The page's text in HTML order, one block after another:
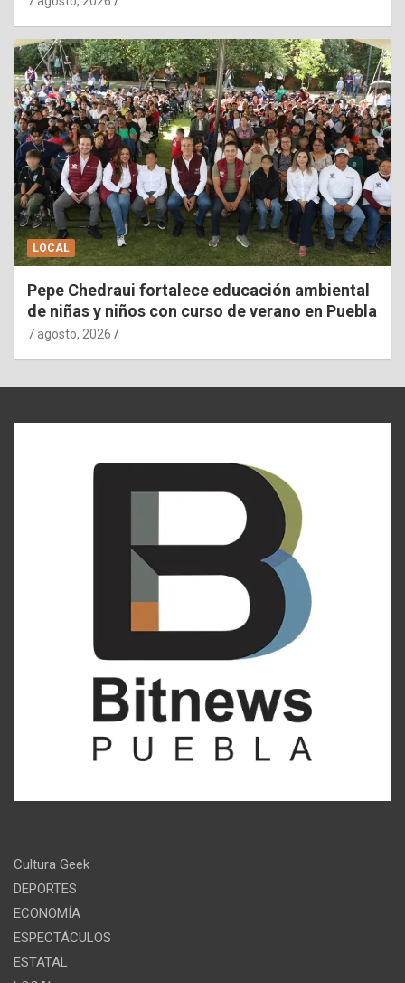
LOCAL
Pepe Chedraui fortalece educación ambiental
de niñas y niños con curso de verano en Puebla
7 agosto, 2026
Cultura Geek
DEPORTES
ECONOMÍA
ESPECTÁCULOS
ESTATAL